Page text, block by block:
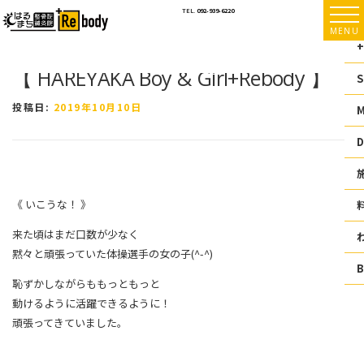
ン
TEL. 092-939-6220
MENU
【 HAREYAKA Boy & Girl+Rebody 】
投稿日: 2019年10月10日
《 いこうな！ 》
来た頃はまだ口数が少なく
黙々と頑張っていた体操選手の女の子(^-^)
恥ずかしながらももっともっと
動けるように活躍できるように！
頑張ってきていました。